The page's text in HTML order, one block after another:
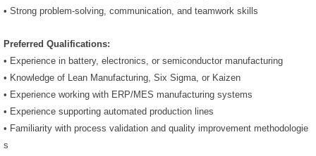
• Strong problem-solving, communication, and teamwork skills
Preferred Qualifications:
• Experience in battery, electronics, or semiconductor manufacturing
• Knowledge of Lean Manufacturing, Six Sigma, or Kaizen
• Experience working with ERP/MES manufacturing systems
• Experience supporting automated production lines
• Familiarity with process validation and quality improvement methodologie
s